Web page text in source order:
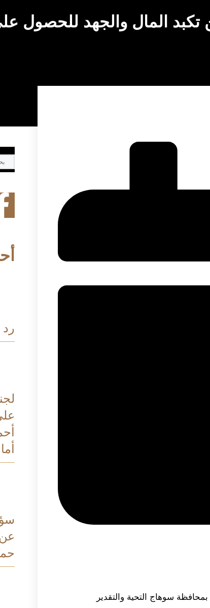
المال والجهد للحصول
سوهاج التحية والتقدير
رد